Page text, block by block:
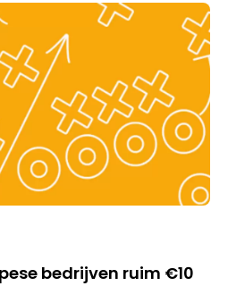
bedrijven ruim €10